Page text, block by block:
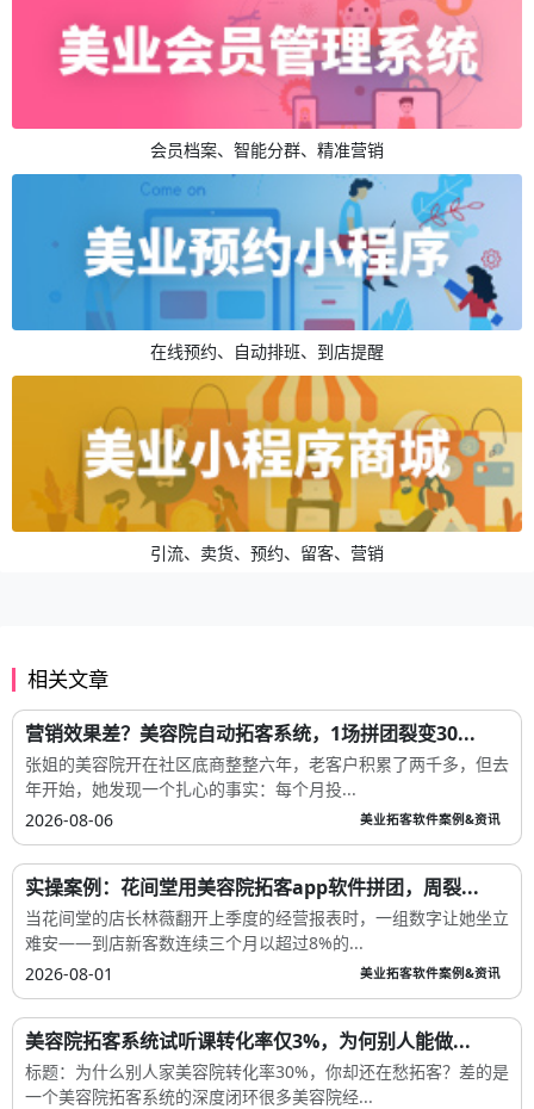
会员档案、智能分群、精准营销
在线预约、自动排班、到店提醒
引流、卖货、预约、留客、营销
相关文章
营销效果差？美容院自动拓客系统，1场拼团裂变30...
张姐的美容院开在社区底商整整六年，老客户积累了两千多，但去
年开始，她发现一个扎心的事实：每个月投...
2026-08-06
美业拓客软件案例&资讯
实操案例：花间堂用美容院拓客app软件拼团，周裂...
当花间堂的店长林薇翻开上季度的经营报表时，一组数字让她坐立
难安——到店新客数连续三个月以超过8%的...
2026-08-01
美业拓客软件案例&资讯
美容院拓客系统试听课转化率仅3%，为何别人能做...
标题：为什么别人家美容院转化率30%，你却还在愁拓客？差的是
一个美容院拓客系统的深度闭环很多美容院经...